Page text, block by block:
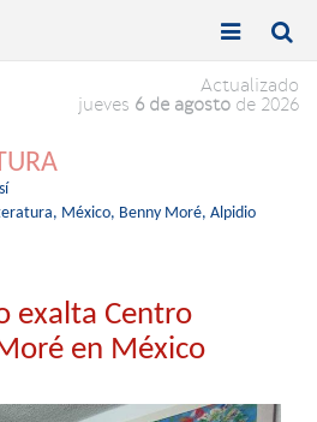
Toggle

Toggle

Actualizado
jueves 6 de agosto de 2026
México, Benny Moré, Alpidio
exalta Centro
en México